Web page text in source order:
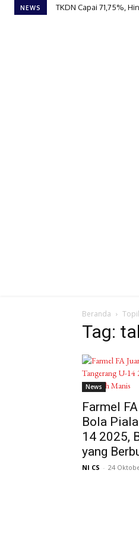
NEWS TKDN Capai 71,75%,
Beranda
Tag:
News
Farmel
Bola
14 2025,
yang
NI CS - 24